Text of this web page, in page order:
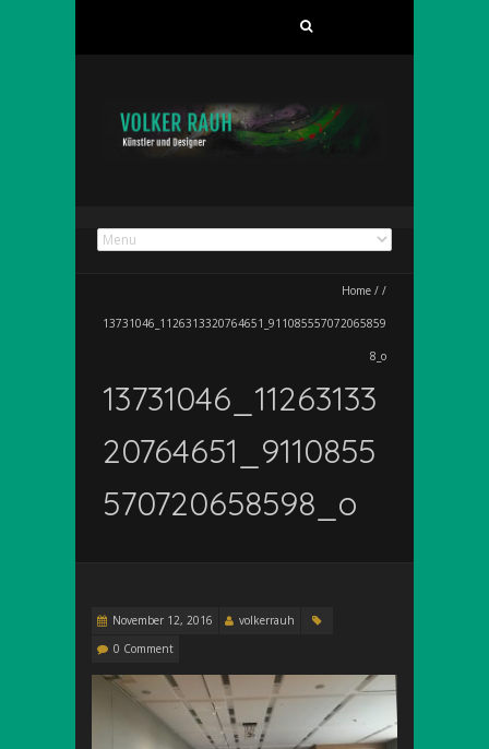
Home / /
13731046_1126313320764651_911085557072065859
8_o
13731046_11263133
20764651_9110855
570720658598_o
November 12, 2016
volkerrauh
0 Comment